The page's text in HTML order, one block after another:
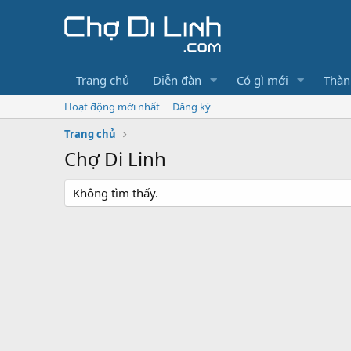
Trang chủ Diễn đàn Có gì mới
Hoạt động mới nhất
Đăng ký
Trang chủ
Chợ Di Linh
Không tìm thấy.